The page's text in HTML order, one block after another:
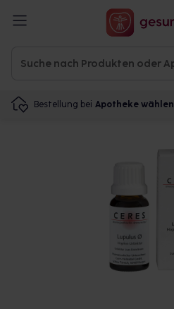
Bestellung bei Apotheke wählen